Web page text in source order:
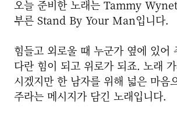
오늘 준비한 노래는 Tammy
부른 Stand By Your Man입니다.
힘들고 외로울 때 누군가 옆에 있어
다란 힘이 되고 위로가 되죠. 노래
시겠지만 한 남자를 위해 넓은 마음
주라는 메시지가 담긴 노래입니다.